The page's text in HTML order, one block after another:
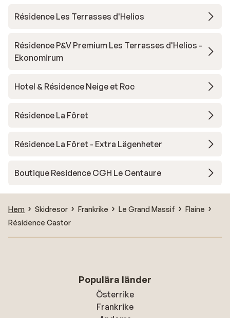
Résidence Les Terrasses d'Helios
Résidence P&V Premium Les Terrasses d'Helios -
Ekonomirum
Hotel & Résidence Neige et Roc
Résidence La Fôret
Résidence La Fôret - Extra Lägenheter
Boutique Residence CGH Le Centaure
Hem Skidresor Frankrike Le Grand Massif
Flaine
Résidence Castor
Populära länder
Österrike
Frankrike